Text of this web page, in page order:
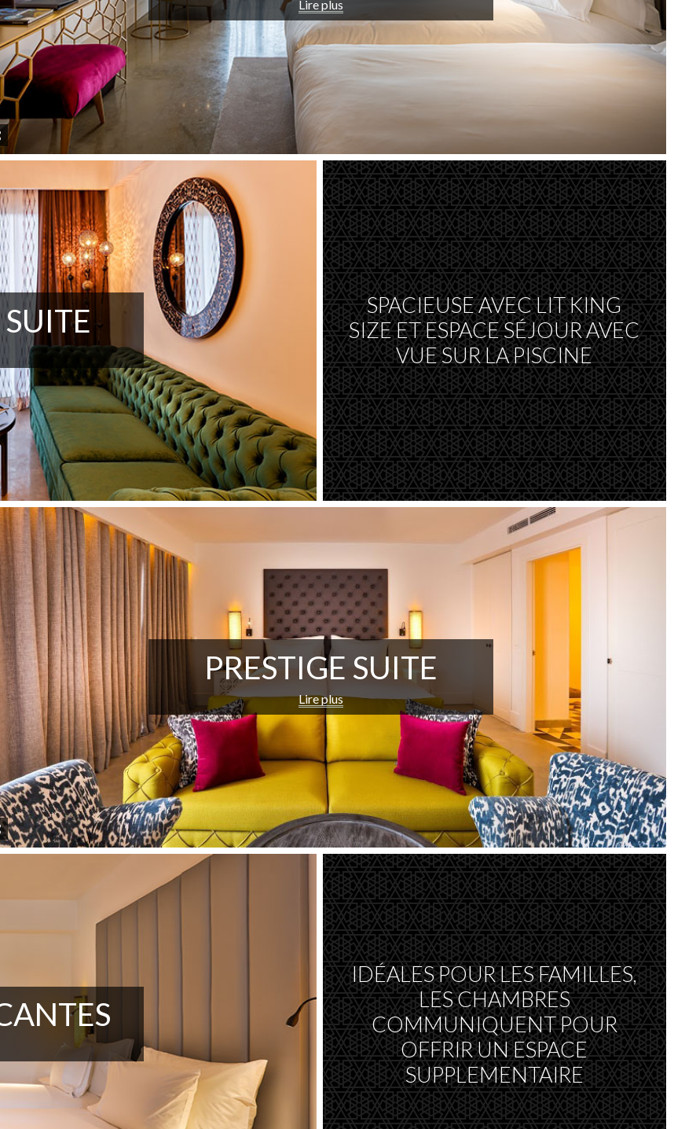
Lire plus
SPACIEUSE AVEC LIT KING
SIZE ET ESPACE SÉJOUR AVEC
VUE SUR LA PISCINE
PRESTIGE SUITE
Lire plus
IDÉALES POUR LES FAMILLES,
LES CHAMBRES
COMMUNIQUENT POUR
OFFRIR UN ESPACE
SUPPLEMENTAIRE